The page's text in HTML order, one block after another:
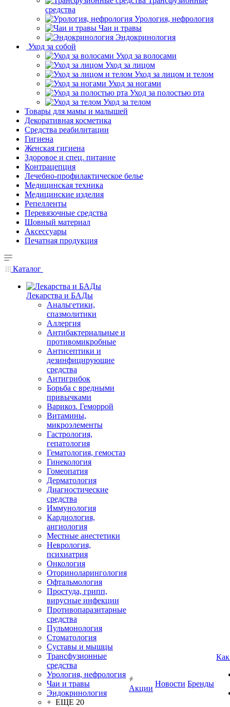
средства
Урология, нефрология
Чаи и травы
Эндокринология
Уход за собой
Уход за волосами
Уход за лицом
Уход за лицом и телом
Уход за ногами
Уход за полостью рта
Уход за телом
Товары для мамы и малышей
Декоративная косметика
Средства реабилитации
Гигиена
Женская гигиена
Здоровое и спец. питание
Контрацепция
Лечебно-профилактическое белье
Медицинская техника
Медицинские изделия
Репелленты
Перевязочные средства
Шовный материал
Аксессуары
Печатная продукция
Каталог
Лекарства и БАДы
Анальгетики,
спазмолитики
Аллергия
Антибактериальные и
противомикробные
Антисептики и
дезинфицирующие
средства
Антигрибок
Борьба с вредными
привычками
Варикоз. Геморрой
Витамины,
микроэлементы
Гастрология,
гепатология
Гематология, гемостаз
Гинекология
Гомеопатия
Дерматология
Диагностические
средства
Иммунология
Кардиология,
ангиология
Местные анестетики
Неврология,
психиатрия
Онкология
Оториноларингология
Офтальмология
Простуда, грипп,
вирусные инфекции
Противопаразитарные
средства
Пульмонология
Стоматология
Суставы и мышцы
Трансфузионные
средства
Урология, нефрология
Чаи и травы
Эндокринология
+ ЕЩЕ 20
Акции
Новости Бренды